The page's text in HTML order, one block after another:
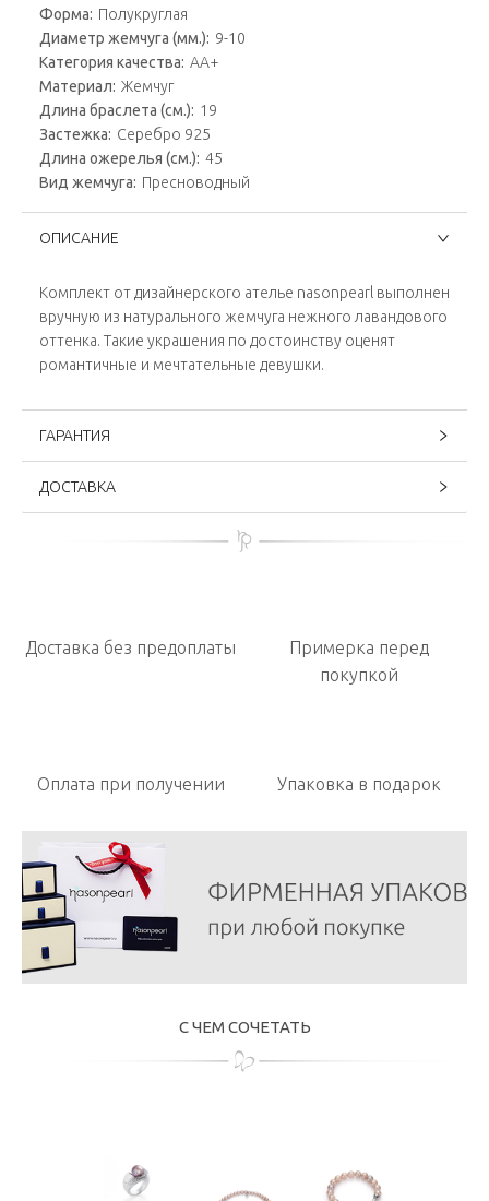
Форма: Полукруглая
Диаметр жемчуга (мм.): 9-10
Категория качества: AA+
Материал: Жемчуг
Длина браслета (см.): 19
Застежка: Серебро 925
Длина ожерелья (см.): 45
Вид жемчуга: Пресноводный
ОПИСАНИЕ
Комплект от дизайнерского ателье nasonpearl выполнен
вручную из натурального жемчуга нежного лавандового
оттенка. Такие украшения по достоинству оценят
романтичные и мечтательные девушки.
ГАРАНТИЯ
ДОСТАВКА
Доставка без предоплаты
Примерка перед
покупкой
Оплата при получении Упаковка в подарок
С ЧЕМ СОЧЕТАТЬ